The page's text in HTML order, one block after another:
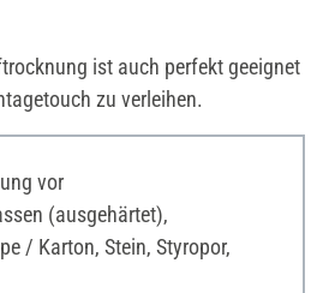
ist auch perfekt geeignet
zu verleihen.
vor
(ausgehärtet),
/ Karton, Stein, Styropor,